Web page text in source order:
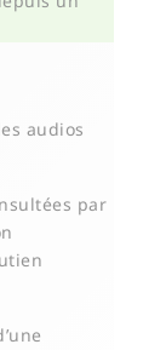
audios
par